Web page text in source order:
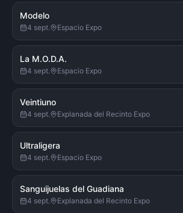
Modelo
4 sept. Espacio Expo
La M.O.D.A.
4 sept. Espacio Expo
Veintiuno
4 sept. Explanada del Recinto Expo
Ultraligera
4 sept. Espacio Expo
Sanguijuelas del Guadiana
4 sept. Explanada del Recinto Expo